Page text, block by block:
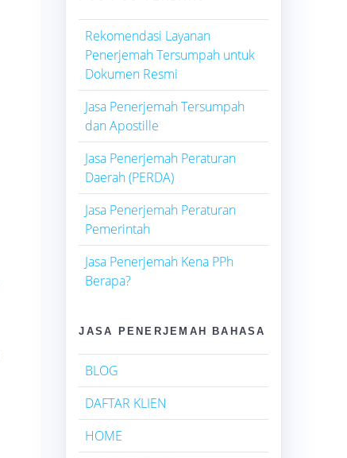
Rekomendasi Layanan
Penerjemah Tersumpah untuk
Dokumen Resmi
Jasa Penerjemah Tersumpah
dan Apostille
Jasa Penerjemah Peraturan
Daerah (PERDA)
Jasa Penerjemah Peraturan
Pemerintah
Jasa Penerjemah Kena PPh
Berapa?
JASA PENERJEMAH BAHASA
BLOG
DAFTAR KLIEN
HOME